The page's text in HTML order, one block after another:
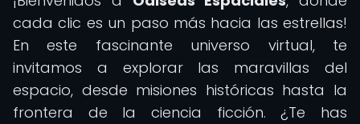
cada clic es un paso más hacia las estrellas!
En este fascinante universo virtual, te
invitamos a explorar las maravillas del
espacio, desde misiones históricas hasta la
frontera de la ciencia ficción. ¿Te has